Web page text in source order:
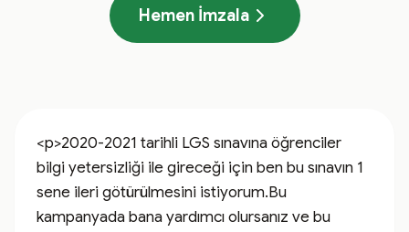
Hemen İmzala
<p>2020-2021 tarihli LGS sınavına öğrenciler
bilgi yetersizliği ile gireceği için ben bu sınavın 1
sene ileri götürülmesini istiyorum.Bu
kampanyada bana yardımcı olursanız ve bu